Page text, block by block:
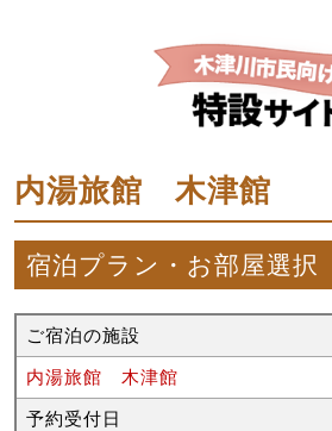
内湯旅館 木津館
宿泊プラン・お部屋選択
ご宿泊の施設
内湯旅館 木津館
予約受付日